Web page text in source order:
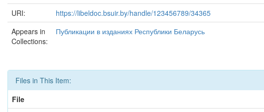
URI:
https://libeldoc.bsuir.by/handle/123456789/34365
Appears in
Collections:
Публикации в изданиях Республики Беларусь
Files in This Item:
File